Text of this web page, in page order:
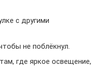
с другими
не поблёкнул.
где яркое освещение,